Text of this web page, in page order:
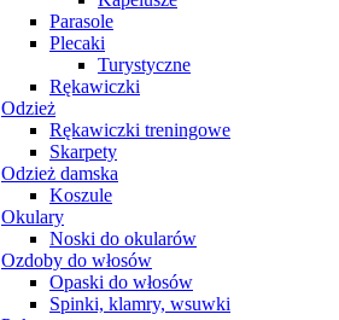
Parasole
Plecaki
Turystyczne
Rękawiczki
Odzież
Rękawiczki treningowe
Skarpety
Odzież damska
Koszule
Okulary
Noski do okularów
Ozdoby do włosów
Opaski do włosów
Spinki, klamry, wsuwki